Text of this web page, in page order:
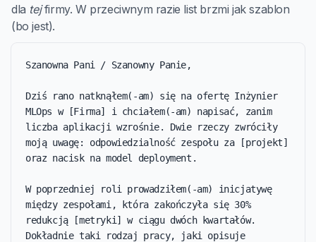
dla tejfirmy. W przeciwnym razie list brzmi jak szablon
(bo jest).
Szanowna Pani / Szanowny Panie,
Dziś rano natknąłem(-am) się na ofertę Inżynier
MLOps w [Firma] i chciałem(-am) napisać, zanim
liczba aplikacji wzrośnie. Dwie rzeczy zwróciły
moją uwagę: odpowiedzialność zespołu za [projekt]
oraz nacisk na model deployment.
W poprzedniej roli prowadziłem(-am) inicjatywę
między zespołami, która zakończyła się 30%
redukcją [metryki] w ciągu dwóch kwartałów.
Dokładnie taki rodzaj pracy, jaki opisuje